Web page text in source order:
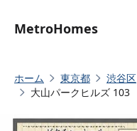
MetroHomes
ホーム 東京都 渋谷区
大山パークヒルズ 103